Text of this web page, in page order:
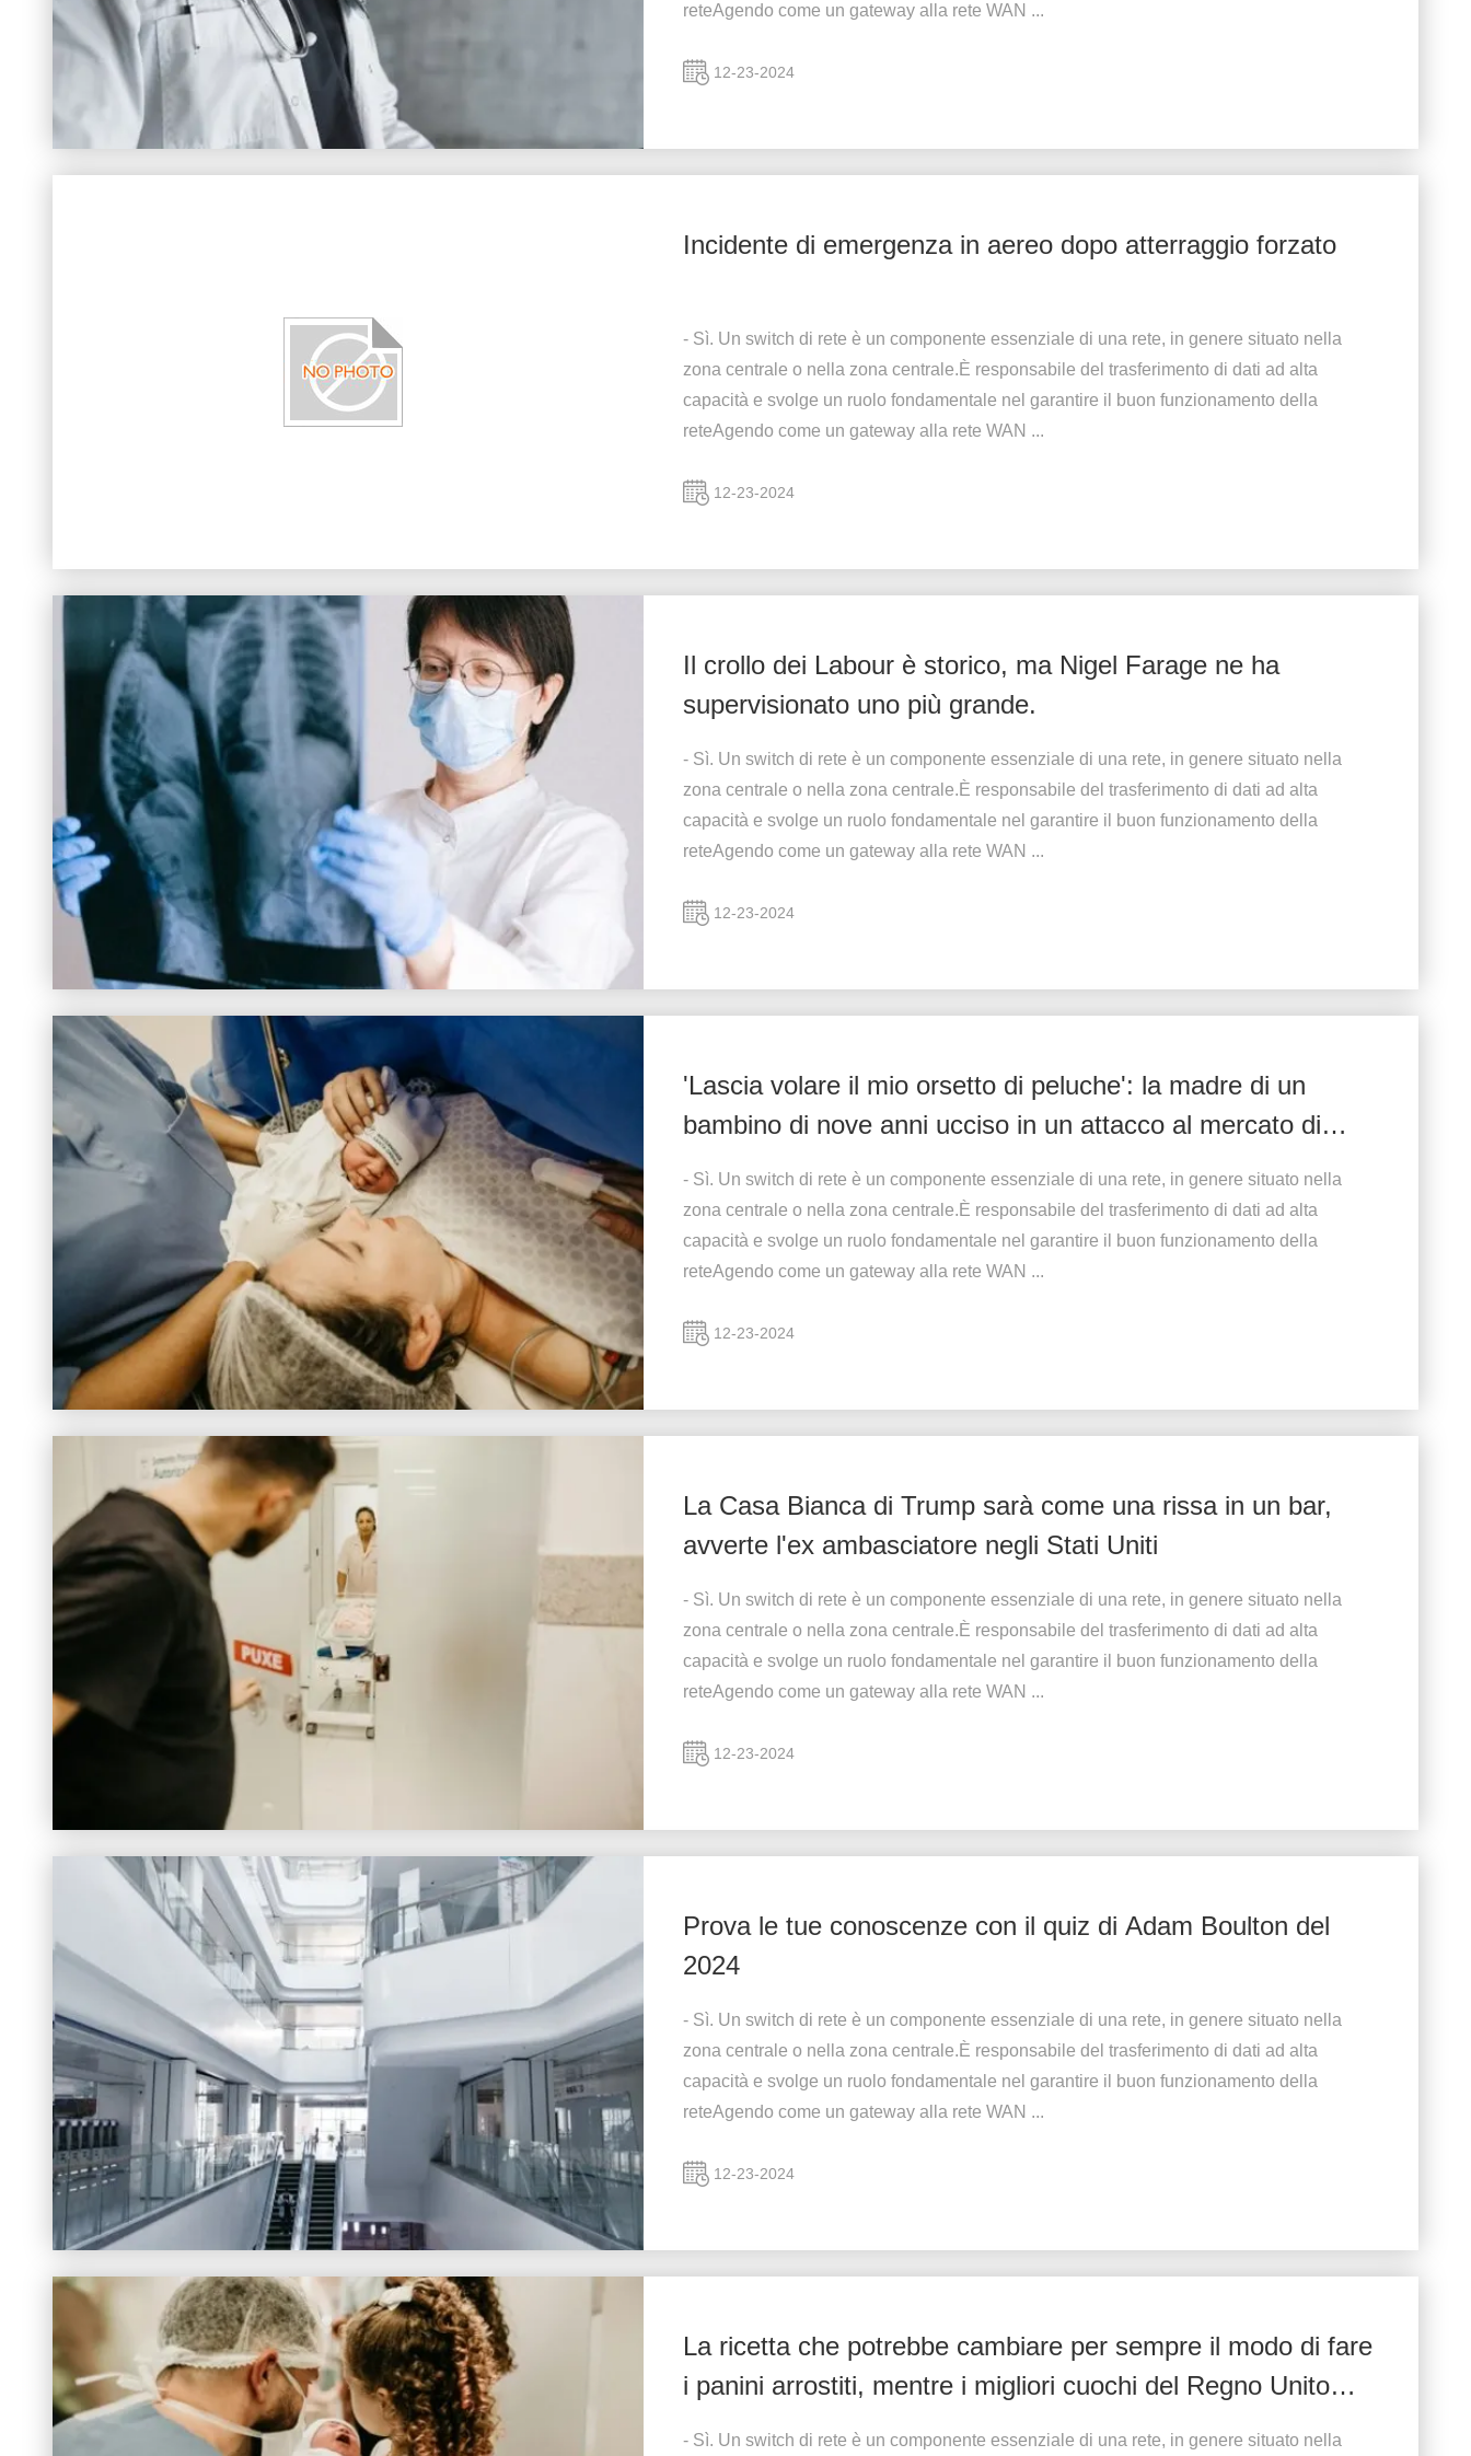
reteAgendo come un gateway alla rete WAN ...
12-23-2024
Incidente di emergenza in aereo dopo atterraggio forzato
- Sì. Un switch di rete è un componente essenziale di una rete, in genere situato nella
zona centrale o nella zona centrale.È responsabile del trasferimento di dati ad alta
capacità e svolge un ruolo fondamentale nel garantire il buon funzionamento della
reteAgendo come un gateway alla rete WAN ...
12-23-2024
Il crollo dei Labour è storico, ma Nigel Farage ne ha
supervisionato uno più grande.
- Sì. Un switch di rete è un componente essenziale di una rete, in genere situato nella
zona centrale o nella zona centrale.È responsabile del trasferimento di dati ad alta
capacità e svolge un ruolo fondamentale nel garantire il buon funzionamento della
reteAgendo come un gateway alla rete WAN ...
12-23-2024
'Lascia volare il mio orsetto di peluche': la madre di un
bambino di nove anni ucciso in un attacco al mercato di
Natale rende omaggio
- Sì. Un switch di rete è un componente essenziale di una rete, in genere situato nella
zona centrale o nella zona centrale.È responsabile del trasferimento di dati ad alta
capacità e svolge un ruolo fondamentale nel garantire il buon funzionamento della
reteAgendo come un gateway alla rete WAN ...
12-23-2024
La Casa Bianca di Trump sarà come una rissa in un bar,
avverte l'ex ambasciatore negli Stati Uniti
- Sì. Un switch di rete è un componente essenziale di una rete, in genere situato nella
zona centrale o nella zona centrale.È responsabile del trasferimento di dati ad alta
capacità e svolge un ruolo fondamentale nel garantire il buon funzionamento della
reteAgendo come un gateway alla rete WAN ...
12-23-2024
Prova le tue conoscenze con il quiz di Adam Boulton del
2024
- Sì. Un switch di rete è un componente essenziale di una rete, in genere situato nella
zona centrale o nella zona centrale.È responsabile del trasferimento di dati ad alta
capacità e svolge un ruolo fondamentale nel garantire il buon funzionamento della
reteAgendo come un gateway alla rete WAN ...
12-23-2024
La ricetta che potrebbe cambiare per sempre il modo di fare
i panini arrostiti, mentre i migliori cuochi del Regno Unito
condividono consigli per la cena di Natale
- Sì. Un switch di rete è un componente essenziale di una rete, in genere situato nella